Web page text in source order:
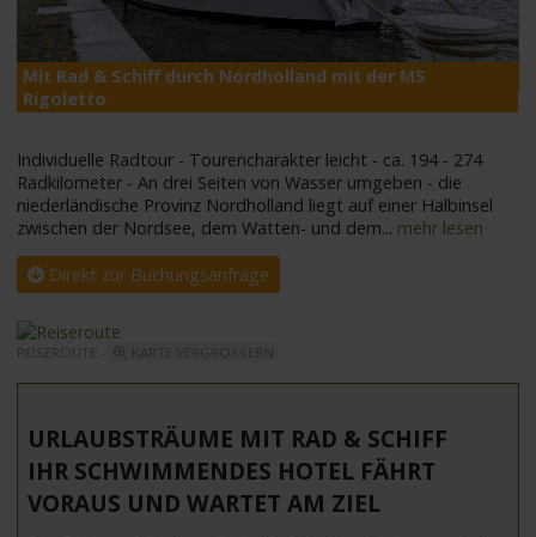
Mit Rad & Schiff durch Nordholland mit der MS
Rigoletto
Individuelle Radtour - Tourencharakter leicht - ca. 194 - 274
Radkilometer - An drei Seiten von Wasser umgeben - die
niederländische Provinz Nordholland liegt auf einer Halbinsel
zwischen der Nordsee, dem Watten- und dem... mehr lesen
Direkt zur Buchungsanfrage
REISEROUTE -
URLAUBSTRÄUME MIT RAD & SCHIFF
IHR SCHWIMMENDES HOTEL FÄHRT
VORAUS UND WARTET AM ZIEL